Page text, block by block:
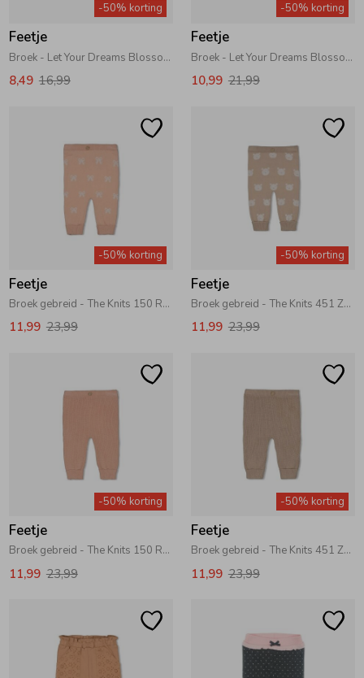
-50% korting
Feetje
Broek - Let Your Dreams Blossom 300 Groen
8,49 16,99
-50% korting
Feetje
Broek - Let Your Dreams Blossom 600 Offwhite
10,99 21,99
-50% korting
Feetje
Broek gebreid - The Knits 150 Roze
11,99 23,99
-50% korting
Feetje
Broek gebreid - The Knits 451 Zand melange
11,99 23,99
-50% korting
Feetje
Broek gebreid - The Knits 150 Roze
11,99 23,99
-50% korting
Feetje
Broek gebreid - The Knits 451 Zand melange
11,99 23,99